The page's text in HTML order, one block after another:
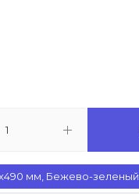
мм, Бежево-зеленый